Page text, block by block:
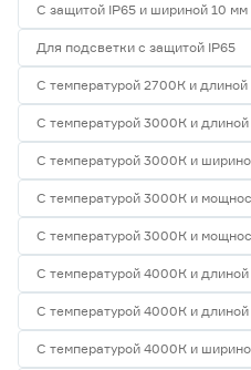
С защитой IP65 и шириной 10 мм
Для подсветки с защитой IP65
С температурой 2700К и длиной
С температурой 3000К и длиной
С температурой 3000К и
С температурой 3000К и
С температурой 3000К и
С температурой 4000К и длиной
С температурой 4000К и длиной
С температурой 4000К и